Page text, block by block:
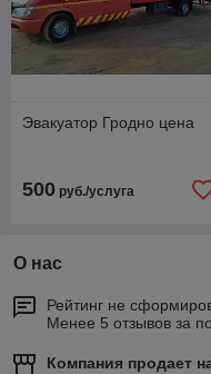
Эвакуатор Гродно цена
500 руб./услуга
О нас
Рейтинг не
Менее 5 отзывов за
Компания продает